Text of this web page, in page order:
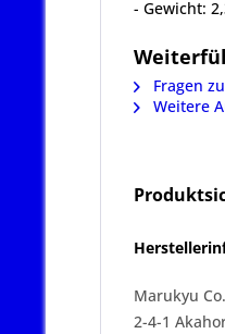
- Gewicht:
Fragen
Weitere
Marukyu Co.
2-4-1